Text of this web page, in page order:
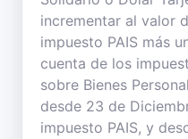
incrementar al valor
impuesto PAIS más
cuenta de los
sobre Bienes
desde 23 de
impuesto PAIS, y